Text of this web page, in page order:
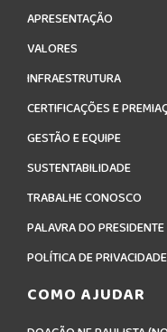
APRESENTAÇÃO
VALORES
INFRAESTRUTURA
CERTIFICAÇÕES E
GESTÃO E EQUIPE
SUSTENTABILIDADE
TRABALHE CONOSCO
PALAVRA DO PRESIDENTE
POLÍTICA DE PRIVACIDADE
COMO AJUDAR